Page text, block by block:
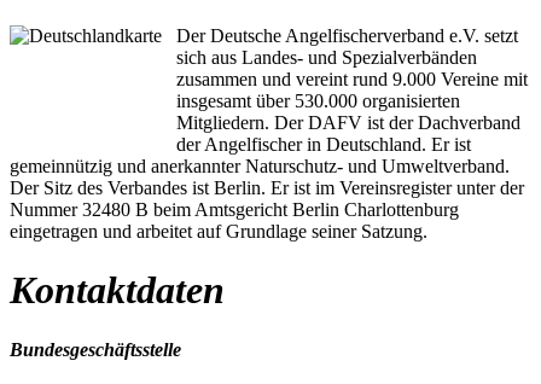
Der Deutsche Angelfischerverband e.V. setzt
sich aus Landes- und Spezialverbänden
zusammen und vereint rund 9.000 Vereine mit
insgesamt über 530.000 organisierten
Mitgliedern. Der DAFV ist der Dachverband
der Angelfischer in Deutschland. Er ist
gemeinnützig und anerkannter Naturschutz- und Umweltverband.
Der Sitz des Verbandes ist Berlin. Er ist im Vereinsregister unter der
Nummer 32480 B beim Amtsgericht Berlin Charlottenburg
eingetragen und arbeitet auf Grundlage seiner Satzung.
Kontaktdaten
Bundesgeschäftsstelle